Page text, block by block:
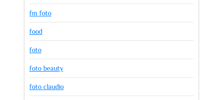
fm foto
food
foto
foto beauty
foto claudio